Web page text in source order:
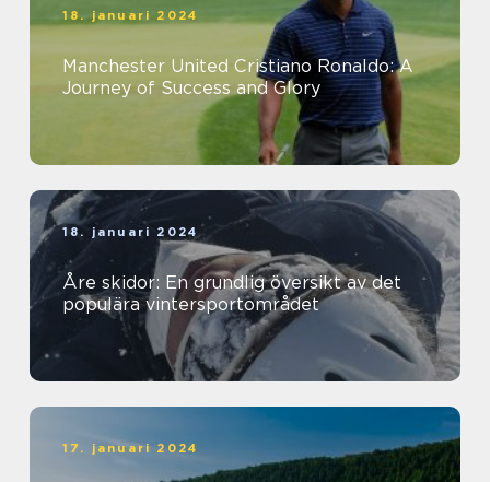
18. januari 2024
Manchester United Cristiano Ronaldo: A
Journey of Success and Glory
18. januari 2024
Åre skidor: En grundlig översikt av det
populära vintersportområdet
17. januari 2024